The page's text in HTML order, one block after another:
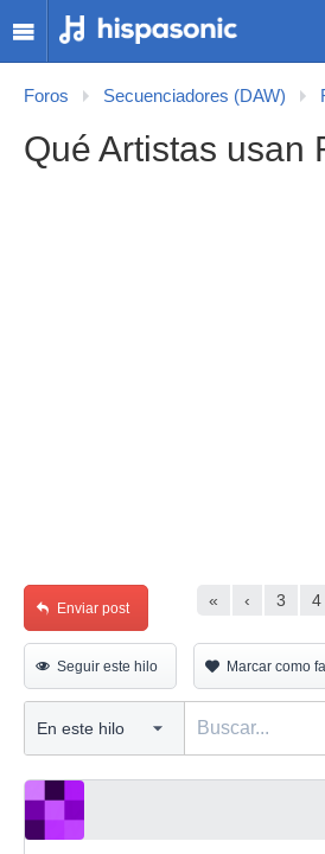
Foros Secuenciadores (DAW)
Qué Artistas usan
« ‹ 3 4
Enviar post
Seguir este hilo Marcar como